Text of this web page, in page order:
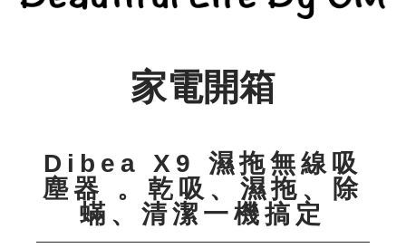
家電開箱
Dibea X9 濕拖無線吸
塵器 。乾吸、濕拖、除
蟎、清潔一機搞定